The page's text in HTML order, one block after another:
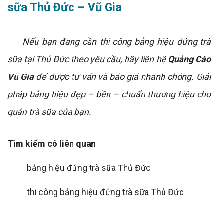
sữa Thủ Đức – Vũ Gia
Nếu bạn đang cần thi công bảng hiệu đứng trà
sữa tại Thủ Đức theo yêu cầu, hãy liên hệ Quảng Cáo
Vũ Giađể được tư vấn và báo giá nhanh chóng. Giải
pháp bảng hiệu đẹp – bền – chuẩn thương hiệu cho
quán trà sữa của bạn.
Tìm kiếm có liên quan
bảng hiệu đứng trà sữa Thủ Đức
thi công bảng hiệu đứng trà sữa Thủ Đức